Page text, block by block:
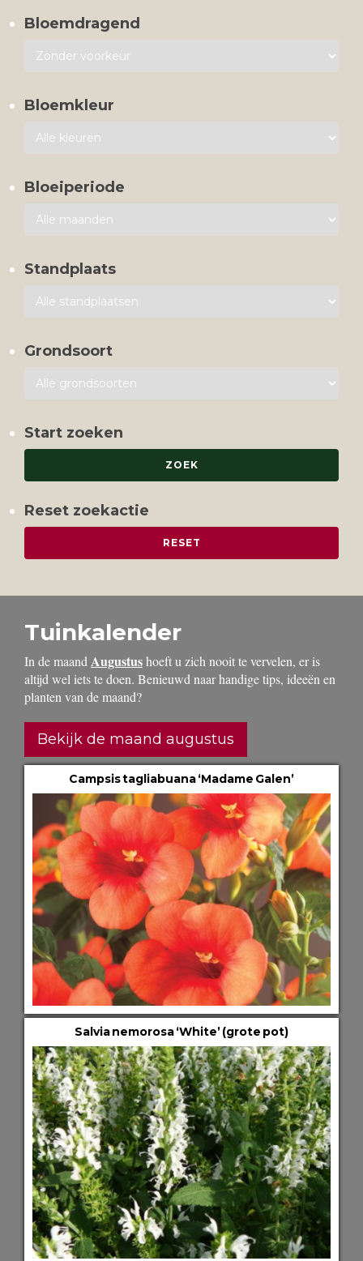
Bloemdragend
Bloemkleur
Bloeiperiode
Standplaats
Grondsoort
Start zoeken
Reset zoekactie
Tuinkalender
In de maand Augustushoeft u zich nooit te vervelen, er is
altijd wel iets te doen. Benieuwd naar handige tips, ideeën en
planten van de maand?
Bekijk de maand augustus
Campsis tagliabuana ‘Madame Galen’
Salvia nemorosa ‘White’ (grote pot)